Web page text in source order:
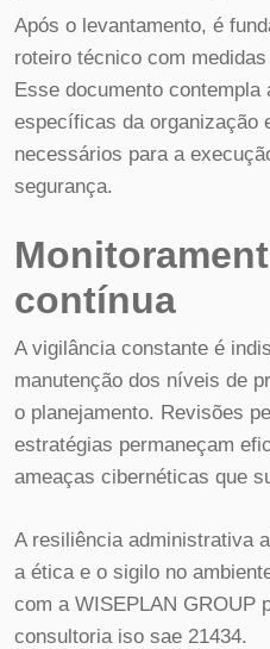
Após o levantamento, é
roteiro técnico com
Esse documento contempla
específicas da organização
necessários para a
segurança.
contínua
A vigilância constante é
manutenção dos níveis de
o planejamento. Revisões
estratégias permaneçam
ameaças cibernéticas que
A resiliência administrativa
a ética e o sigilo no
com a WISEPLAN GROUP
consultoria iso sae 21434.